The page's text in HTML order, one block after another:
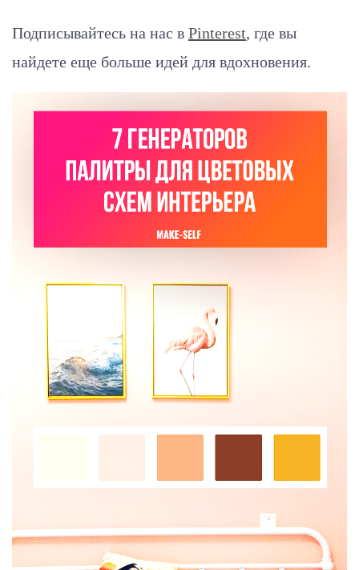
Подписывайтесь на нас в Pinterest, где вы
найдете еще больше идей для вдохновения.